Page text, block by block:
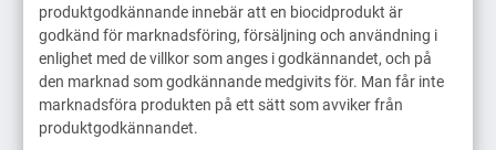
produktgodkännande innebär att en biocidprodukt är
godkänd för marknadsföring, försäljning och användning i
enlighet med de villkor som anges i godkännandet, och på
den marknad som godkännande medgivits för. Man får inte
marknadsföra produkten på ett sätt som avviker från
produktgodkännandet.